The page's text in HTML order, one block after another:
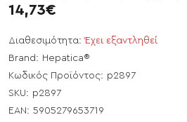
Διαθεσιμότητα: Έχει εξαντληθεί
Brand: Hepatica®
Κωδικός Προϊόντος: p2897
SKU: p2897
EAN: 5905279653719
14,73€